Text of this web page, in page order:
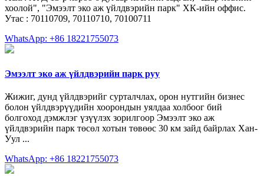
хоолой", "Эмээлт эко аж үйлдвэрийн парк" ХК-ийн оффис.
Утас : 70110709, 70110710, 70100711
WhatsApp: +86 18221755073
Эмээлт эко аж үйлдвэрийн парк руу
Жижиг, дунд үйлдвэрийг сурталчлах, орон нутгийн бизнес
болон үйлдвэрүүдийн хоорондын уялдаа холбоог бий
болгоход дэмжлэг үзүүлэх зорилгоор Эмээлт эко аж
үйлдвэрийн парк төсөл хотын төвөөс 30 км зайд байрлах Хан-
Уул ...
WhatsApp: +86 18221755073